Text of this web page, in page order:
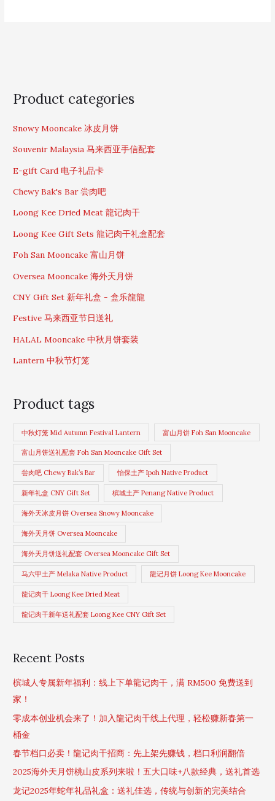
Product categories
Snowy Mooncake 冰皮月饼
Souvenir Malaysia 马来西亚手信配套
E-gift Card 电子礼品卡
Chewy Bak's Bar 尝肉吧
Loong Kee Dried Meat 龍记肉干
Loong Kee Gift Sets 龍记肉干礼盒配套
Foh San Mooncake 富山月饼
Oversea Mooncake 海外天月饼
CNY Gift Set 新年礼盒 - 盒乐龍龍
Festive 马来西亚节日送礼
HALAL Mooncake 中秋月饼套装
Lantern 中秋节灯笼
Product tags
中秋灯笼 Mid Autumn Festival Lantern 富山月饼 Foh San Mooncake
富山月饼送礼配套 Foh San Mooncake Gift Set
尝肉吧 Chewy Bak’s Bar 怡保土产 Ipoh Native Product
新年礼盒 CNY Gift Set 槟城土产 Penang Native Product
海外天冰皮月饼 Oversea Snowy Mooncake
海外天月饼 Oversea Mooncake
海外天月饼送礼配套 Oversea Mooncake Gift Set
马六甲土产 Melaka Native Product 龍记月饼 Loong Kee Mooncake
龍记肉干 Loong Kee Dried Meat
龍记肉干新年送礼配套 Loong Kee CNY Gift Set
Recent Posts
槟城人专属新年福利：线上下单龍记肉干，满 RM500 免费送到
家！
零成本创业机会来了！加入龍记肉干线上代理，轻松赚新春第一
桶金
春节档口必卖！龍记肉干招商：先上架先赚钱，档口利润翻倍
2025海外天月饼桃山皮系列来啦！五大口味+八款经典，送礼首选
龙记2025年蛇年礼品礼盒：送礼佳选，传统与创新的完美结合
S
e
r
h
f
r